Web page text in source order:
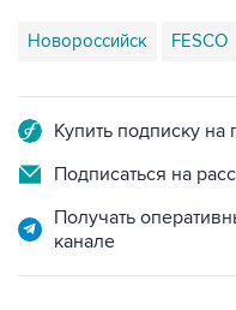
Новороссийск FESCO
Купить подписку
Подписаться на
Получать
канале